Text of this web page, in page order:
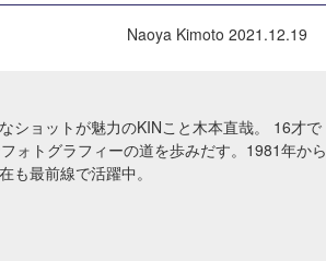
Naoya Kimoto 2021.12.19
ショットが魅力のKINこと木本直哉。 16才で
ォトグラフィーの道を歩みだす。1981年から
も最前線で活躍中。